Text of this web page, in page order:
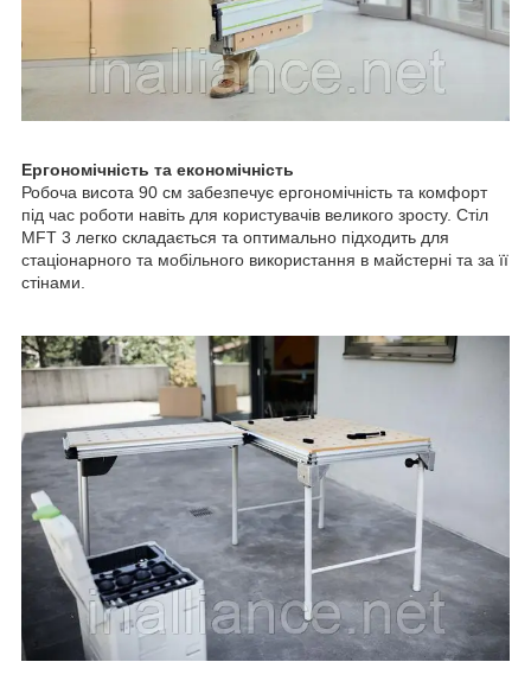
Ергономічність та економічність
Робоча висота 90 см забезпечує ергономічність та комфорт
під час роботи навіть для користувачів великого зросту. Стіл
MFT 3 легко складається та оптимально підходить для
стаціонарного та мобільного використання в майстерні та за її
стінами.